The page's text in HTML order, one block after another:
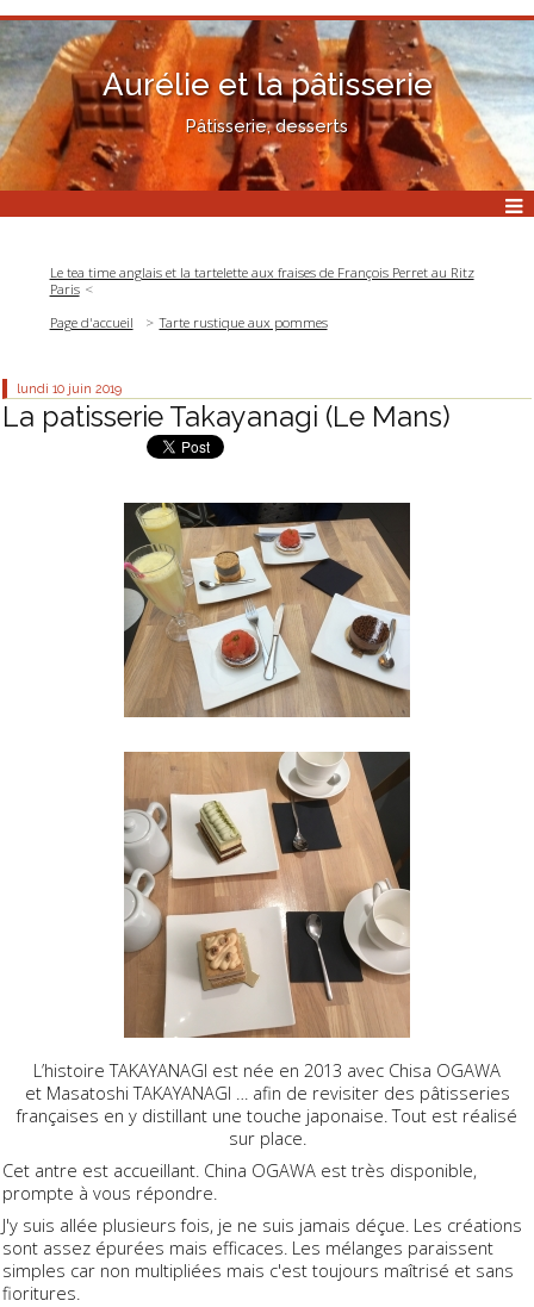
Aurélie et la pâtisserie
Pâtisserie, desserts
Le tea time anglais et la tartelette aux fraises de François Perret au Ritz
Paris
Page d'accueil
Tarte rustique aux pommes
lundi 10 juin 2019
La patisserie Takayanagi (Le Mans)
L’histoire TAKAYANAGI est née en 2013 avec Chisa OGAWA
et Masatoshi TAKAYANAGI … afin de revisiter des pâtisseries
françaises en y distillant une touche japonaise. Tout est réalisé
sur place.
Cet antre est accueillant. China OGAWA est très disponible,
prompte à vous répondre.
J'y suis allée plusieurs fois, je ne suis jamais déçue. Les créations
sont assez épurées mais efficaces. Les mélanges paraissent
simples car non multipliées mais c'est toujours maîtrisé et sans
fioritures.